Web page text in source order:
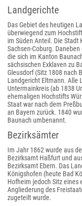
Landgerichte
Das Gebiet des heutigen
überwiegend zum
im Süden Anteil. Die Stadt
Sachsen-Coburg.
die sich im Kanton
sächsischen Exklaven zu
Gleusdorf (Sitz 1808 nach
Landgericht Eltmann. Alle
Untermainkreis (ab 1838
ehemaligen Hochstifts
Staat war nach dem
an Bayern zurück. 1840
Baunach umbenannt.
Bezirksämter
Im Jahr 1862 wurde aus
Bezirksamt Haßfurt und
Bezirksamt Ebern. Das
Königshofen (heute Bad
Hofheim jedoch Sitz eines
Angliederung des
zugeteilt wurde.